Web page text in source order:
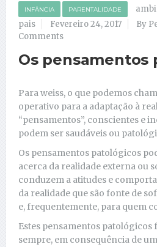
INFÂNCIA PARENTALIDADE
pais
Fevereiro 24, 2017 By
Comments
Os pensamentos
Para weiss, o que podemos
operativo para a adaptação à
“pensamentos”, conscientes e
podem ser saudáveis ou
Os pensamentos patológicos
acerca da realidade externa ou
conduzem a atitudes e
da realidade que são fonte de
e, frequentemente, para quem
Estes pensamentos patológicos
sempre, em consequência de um